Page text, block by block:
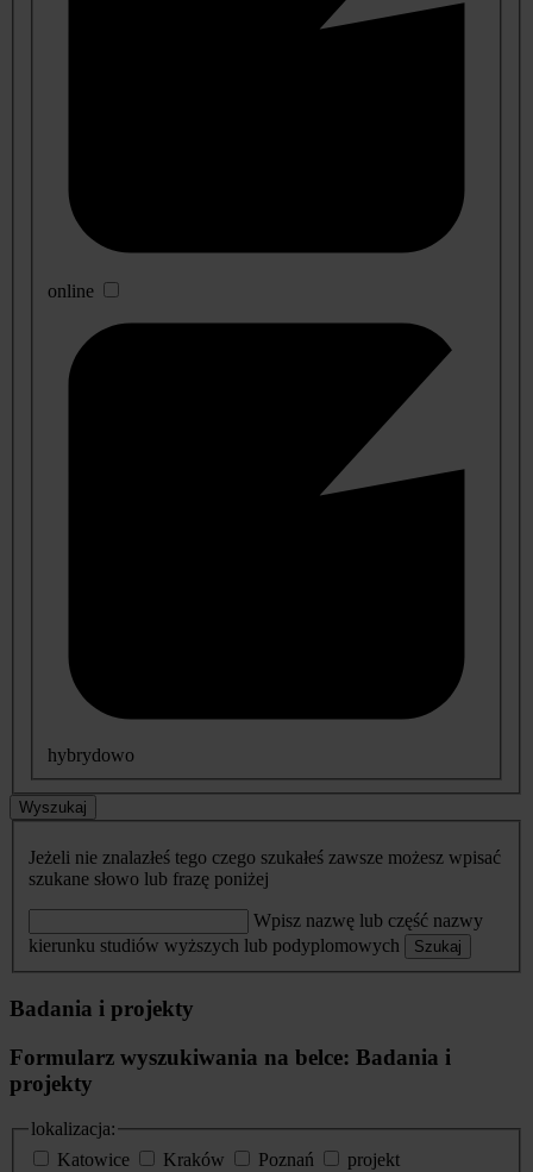
online
hybrydowo
Wyszukaj
Jeżeli nie znalazłeś tego czego szukałeś zawsze możesz wpisać
szukane słowo lub frazę poniżej
Wpisz nazwę lub część nazwy
kierunku studiów wyższych lub podyplomowych
Szukaj
Badania i projekty
Formularz wyszukiwania na belce: Badania i
projekty
lokalizacja:
Katowice
Kraków Poznań
projekt